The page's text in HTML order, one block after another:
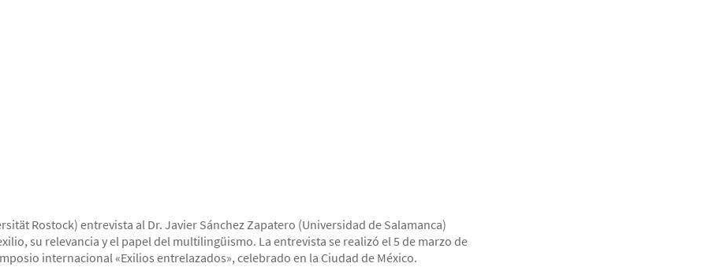
Rostock) entrevista al Dr. Javier Sánchez Zapatero (Universidad de Salamanca)
su relevancia y el papel del multilingüismo. La entrevista se realizó el 5 de marzo de
internacional «Exilios entrelazados», celebrado en la Ciudad de México.